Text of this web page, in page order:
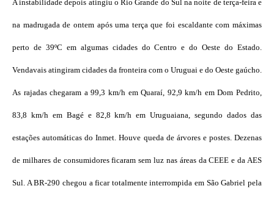
A instabilidade depois atingiu o Rio Grande do Sul na noite de terça-feira e
na madrugada de ontem após uma terça que foi escaldante com máximas
perto de 39ºC em algumas cidades do Centro e do Oeste do Estado.
Vendavais atingiram cidades da fronteira com o Uruguai e do Oeste gaúcho.
As rajadas chegaram a 99,3 km/h em Quaraí, 92,9 km/h em Dom Pedrito,
83,8 km/h em Bagé e 82,8 km/h em Uruguaiana, segundo dados das
estações automáticas do Inmet. Houve queda de árvores e postes. Dezenas
de milhares de consumidores ficaram sem luz nas áreas da CEEE e da AES
Sul. A BR-290 chegou a ficar totalmente interrompida em São Gabriel pela